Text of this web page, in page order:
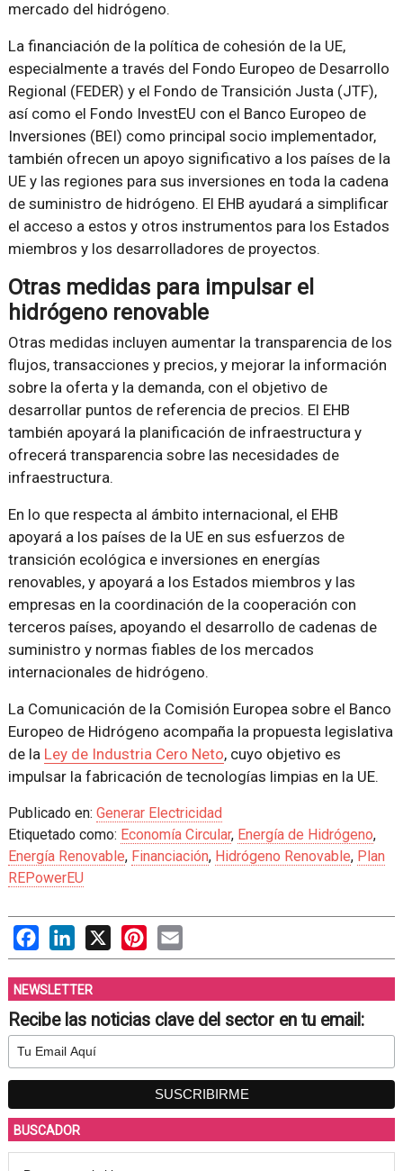
mercado del hidrógeno.
La financiación de la política de cohesión de la UE,
especialmente a través del Fondo Europeo de Desarrollo
Regional (FEDER) y el Fondo de Transición Justa (JTF),
así como el Fondo InvestEU con el Banco Europeo de
Inversiones (BEI) como principal socio implementador,
también ofrecen un apoyo significativo a los países de la
UE y las regiones para sus inversiones en toda la cadena
de suministro de hidrógeno. El EHB ayudará a simplificar
el acceso a estos y otros instrumentos para los Estados
miembros y los desarrolladores de proyectos.
Otras medidas para impulsar el
hidrógeno renovable
Otras medidas incluyen aumentar la transparencia de los
flujos, transacciones y precios, y mejorar la información
sobre la oferta y la demanda, con el objetivo de
desarrollar puntos de referencia de precios. El EHB
también apoyará la planificación de infraestructura y
ofrecerá transparencia sobre las necesidades de
infraestructura.
En lo que respecta al ámbito internacional, el EHB
apoyará a los países de la UE en sus esfuerzos de
transición ecológica e inversiones en energías
renovables, y apoyará a los Estados miembros y las
empresas en la coordinación de la cooperación con
terceros países, apoyando el desarrollo de cadenas de
suministro y normas fiables de los mercados
internacionales de hidrógeno.
La Comunicación de la Comisión Europea sobre el Banco
Europeo de Hidrógeno acompaña la propuesta legislativa
de la Ley de Industria Cero Neto, cuyo objetivo es
impulsar la fabricación de tecnologías limpias en la UE.
Publicado en: Generar Electricidad
Etiquetado como: Economía Circular, Energía de Hidrógeno,
Energía Renovable, Financiación, Hidrógeno Renovable, Plan
REPowerEU
FacebookLinkedIn
X PinterestEmail
NEWSLETTER
Recibe las noticias clave del sector en tu email:
BUSCADOR